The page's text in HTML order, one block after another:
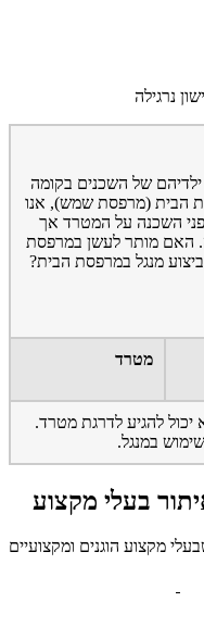
נרגילה
ילדיהם של השכנים בקומה
הבית (מרפסת שמש), אנו
השכנה על המטרד אך
האם מותר לעשן במרפסת
ביצוע מנגל במרפסת הבית?
מטרד
יכול להגיע לדרגת מטרד.
במנגל.
בעלי מקצוע
מקצוע הוגנים ומקצועיים